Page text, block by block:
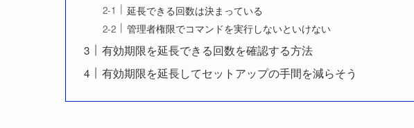
延長できる回数は決まっている
管理者権限でコマンドを実行しないといけない
有効期限を延長できる回数を確認する方法
有効期限を延長してセットアップの手間を減らそう